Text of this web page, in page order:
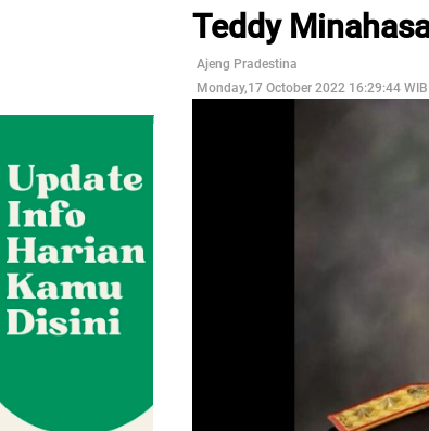
Teddy
Ajeng Pradestina
Monday,17 October 2022 16:29:44 WIB